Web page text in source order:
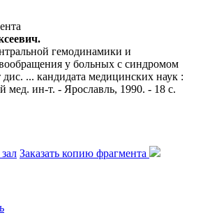
гемодинамики и
у больных с синдромом
... кандидата медицинских наук :
мед. ин-т. - Ярославль, 1990. - 18 с.
Заказать копию фрагмента